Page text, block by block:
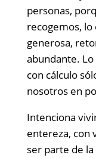
personas,
recogemos, lo
generosa,
abundante.
con cálculo
nosotros en
Intenciona
entereza, con
ser parte de